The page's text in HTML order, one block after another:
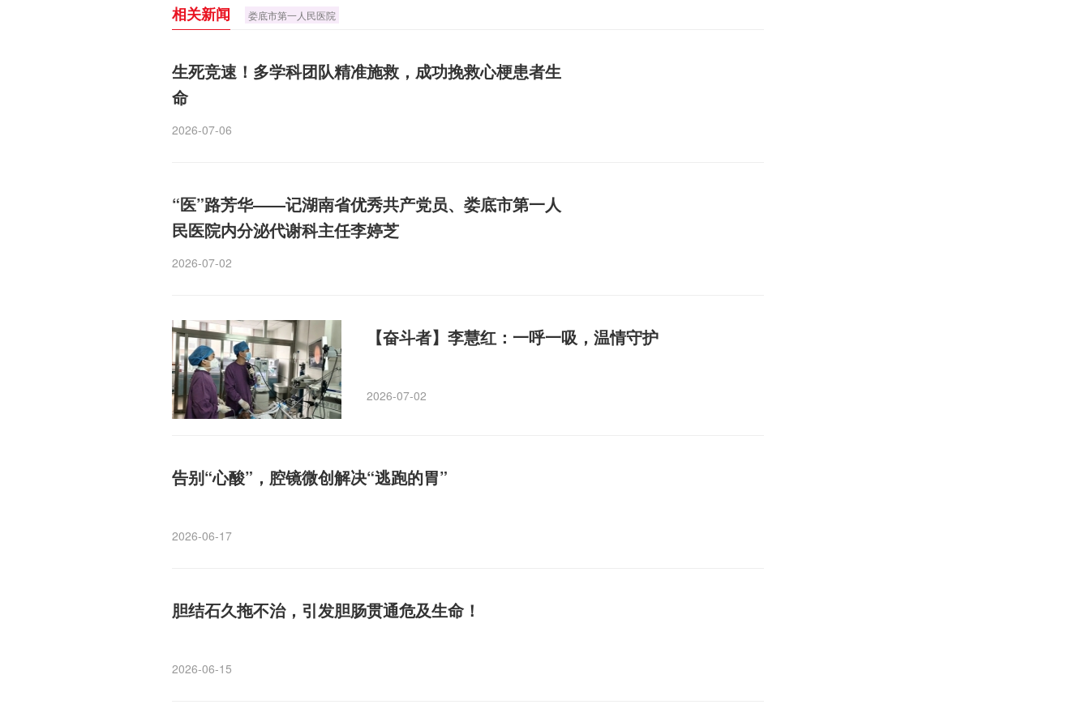
相关新闻 娄底市第一人民医院
生死竞速！多学科团队精准施救，成功挽救心梗患者生
命
2026-07-06
“医”路芳华——记湖南省优秀共产党员、娄底市第一人
民医院内分泌代谢科主任李婷芝
2026-07-02
【奋斗者】李慧红：一呼一吸，温情守护
2026-07-02
告别“心酸”，腔镜微创解决“逃跑的胃”
2026-06-17
胆结石久拖不治，引发胆肠贯通危及生命！
2026-06-15